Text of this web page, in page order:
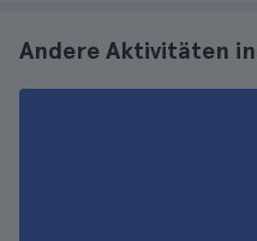
Andere Aktivitäten